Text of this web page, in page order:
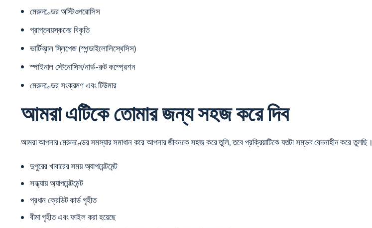
মেরুদণ্ডের অস্টিওপরোসিস
প্রাপ্তবয়স্কদের বিকৃতি
ভার্টিব্রাল স্লিপেজ (স্পন্ডাইলোলিস্থেসিস)
স্পাইনাল স্টেনোসিস/নার্ভ-রুট কম্প্রেশন
মেরুদণ্ডের সংক্রমণ এবং টিউমার
আমরা এটিকে তোমার জন্য সহজ করে দিব
আমরা আপনার মেরুদণ্ডের সমস্যার সমাধান করে আপনার জীবনকে সহজ করে তুলি, তবে প্রক্রিয়াটিকে যতটা সম্ভব বেদনাহীন করে
দুপুরের খাবারের সময় অ্যাপয়েন্টমেন্ট
সন্ধ্যায় অ্যাপয়েন্টমেন্ট
প্রধান ক্রেডিট কার্ড গৃহীত
বীমা গৃহীত এবং ফাইল করা হয়েছে